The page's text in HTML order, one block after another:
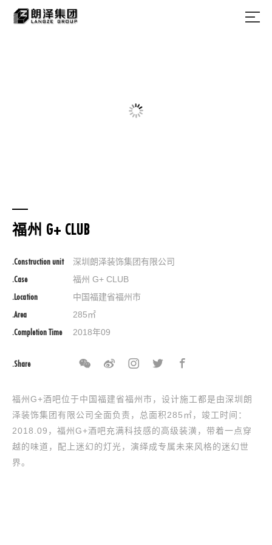
福州 G+ CLUB
.Construction unit 深圳朗泽装饰集团有限公司
.Case 福州 G+ CLUB
.Location 中国福建省福州市
.Area 285㎡
.Completion Time 2018年09
.Share
福州G+酒吧位于中国福建省福州市，设计施工都是由深圳朗
泽装饰集团有限公司全面负责，总面积285㎡，竣工时间：
2018.09，福州G+酒吧充满科技感的高级装潢，带着一点穿
越的味道，配上迷幻的灯光，演绎成专属未来风格的迷幻世
界。